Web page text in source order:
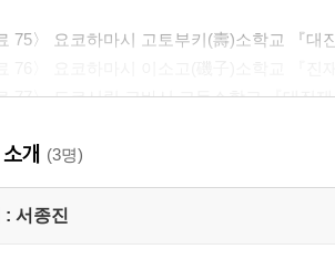
75〉 요코하마시 고토부키(壽)소학교 『대
77〉 도쿄시립 교바시 고등소학교 『대진
78〉 도쿄시 학무과 편찬 『도쿄시립 소학
인 학살사건 관련 재판 자료
개 (3명)
: 서종진